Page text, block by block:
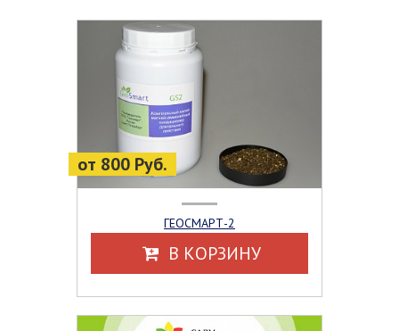
от 800 Руб.
ГЕОСМАРТ-2
В КОРЗИНУ